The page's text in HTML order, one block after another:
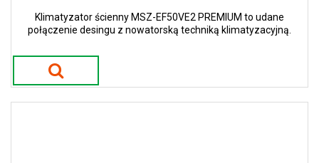
Klimatyzator ścienny MSZ-EF50VE2 PREMIUM to udane
połączenie desingu z nowatorską techniką klimatyzacyjną.